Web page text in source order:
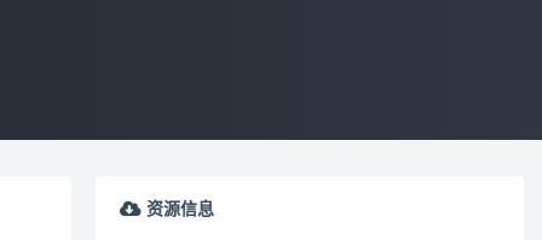
资源信息